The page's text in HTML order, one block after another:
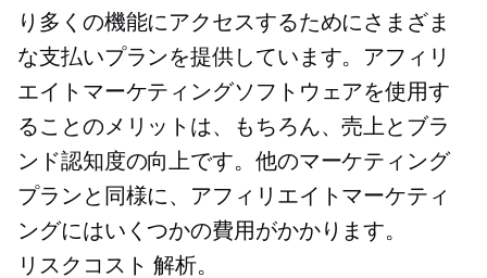
り多くの機能にアクセスするためにさまざま
な支払いプランを提供しています。アフィリ
エイトマーケティングソフトウェアを使用す
ることのメリットは、もちろん、売上とブラ
ンド認知度の向上です。他のマーケティング
プランと同様に、アフィリエイトマーケティ
ングにはいくつかの費用がかかります。
リスクコスト 解析。